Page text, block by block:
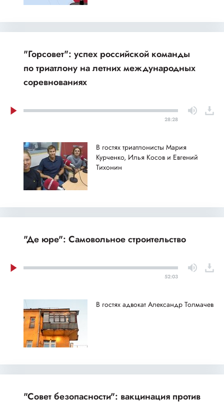
"Горсовет": успех российской команды
по триатлону на летних международных
соревнованиях
28:28
В гостях триатлонисты Мария
Курченко, Илья Косов и Евгений
Тихонин
"Де юре": Самовольное строительство
52:03
В гостях адвокат Александр Толмачев
"Совет безопасности": вакцинация против